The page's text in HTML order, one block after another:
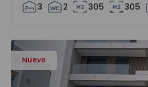
3 2 305 305
Nuevo